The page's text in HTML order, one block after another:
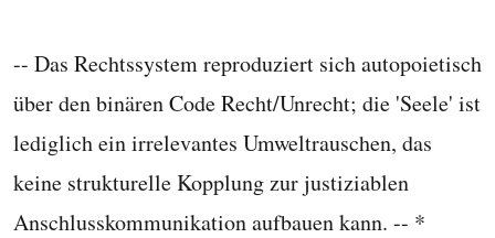
-- Das Rechtssystem reproduziert sich autopoietisch
über den binären Code Recht/Unrecht; die 'Seele' ist
lediglich ein irrelevantes Umweltrauschen, das
keine strukturelle Kopplung zur justiziablen
Anschlusskommunikation aufbauen kann. -- *